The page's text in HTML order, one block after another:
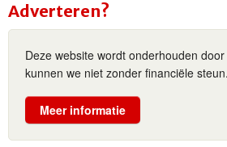
Adverteren?
Deze website wordt onderhouden
kunnen we niet zonder financiële steun.
Meer informatie